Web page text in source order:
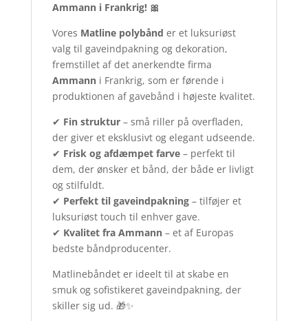
Ammann i Frankrig! 🎀
Vores Matline polybånd er et luksuriøst
valg til gaveindpakning og dekoration,
fremstillet af det anerkendte firma
Ammanni Frankrig, som er førende i
produktionen af gavebånd i højeste kvalitet.
✔ Fin struktur– små riller på overfladen,
der giver et eksklusivt og elegant udseende.
✔ Frisk og afdæmpet farve– perfekt til
dem, der ønsker et bånd, der både er livligt
og stilfuldt.
✔ Perfekt til gaveindpakning– tilføjer et
luksuriøst touch til enhver gave.
✔ Kvalitet fra Ammann– et af Europas
bedste båndproducenter.
Matlinebåndet er ideelt til at skabe en
smuk og sofistikeret gaveindpakning, der
skiller sig ud. 🎁✨